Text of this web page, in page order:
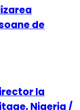
de
la
Nigeria /